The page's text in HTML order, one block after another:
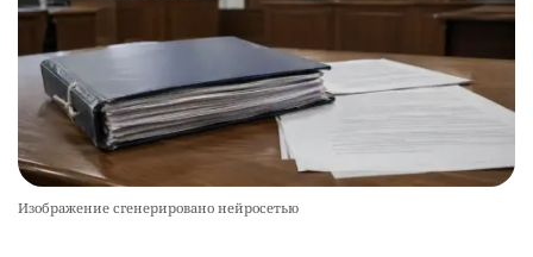
Изображение сгенерировано нейросетью